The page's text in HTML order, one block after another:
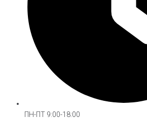
ПН-ПТ 9:00-18:00